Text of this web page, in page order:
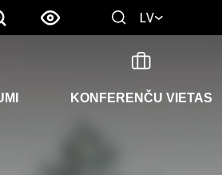
LV
KONFERENČU VIETAS